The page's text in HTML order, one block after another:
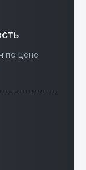
по цене